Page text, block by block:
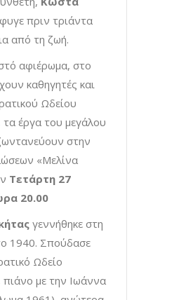
πριν τριάντα
από τη ζωή.
αφιέρωμα, στο
καθηγητές και
Ωδείου
έργα του μεγάλου
στην
«Μελίνα
Τετάρτη 27
20.00
γεννήθηκε στη
1940. Σπούδασε
Ωδείο
με την Ιωάννα